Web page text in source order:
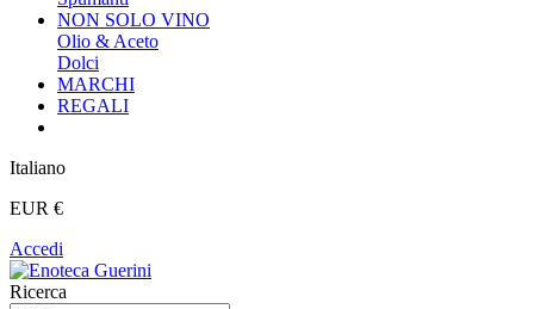
NON SOLO VINO
Olio & Aceto
Dolci
MARCHI
REGALI
Italiano
EUR €
Accedi
Ricerca